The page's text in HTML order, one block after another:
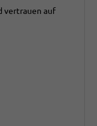
vertrauen auf